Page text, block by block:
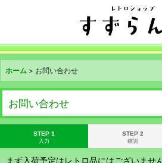
ホーム > お問い合わせ
お問い合わせ
STEP 1
入力
STEP 2
確認
まず入荷予定はレトロ品にはございま